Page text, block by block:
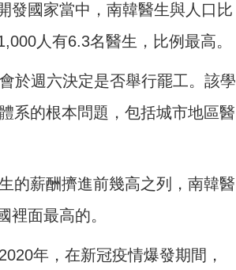
發國家當中，南韓醫生與人口比
人有6.3名醫生，比例最高。
於週六決定是否舉行罷工。該學
系的根本問題，包括城市地區醫
的薪酬擠進前幾高之列，南韓醫
裡面最高的。
年，在新冠疫情爆發期間，